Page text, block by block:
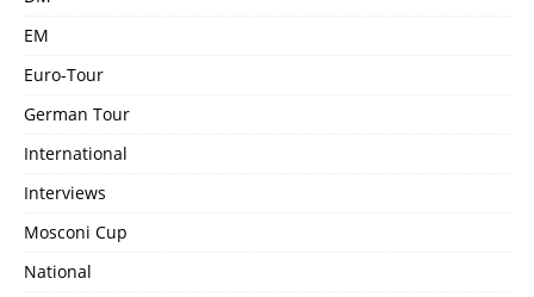
EM
Euro-Tour
German Tour
International
Interviews
Mosconi Cup
National